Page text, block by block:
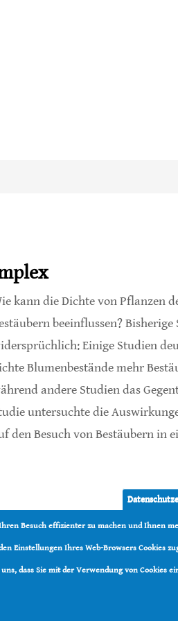
kann die Dichte von Pflanzen
beeinflussen?
Einige Studien
Blumenbestände mehr
andere Studien das
untersuchte die
den Besuch von Bestäubern in
Besuch effizienter zu machen und Ihnen
Einstellungen Ihres Web-Browsers Cookies
dass Sie mit der Verwendung von Cookies